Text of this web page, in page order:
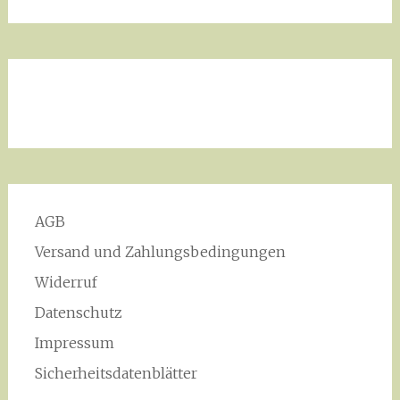
AGB
Versand und Zahlungsbedingungen
Widerruf
Datenschutz
Impressum
Sicherheitsdatenblätter